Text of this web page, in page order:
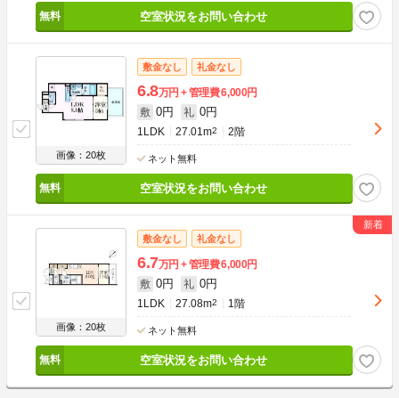
空室状況をお問い合わせ
画像：20枚
敷金なし 礼金なし
6.8万円 管理費6,000円
敷 0円 礼 0円
1LDK 27.01m2 2階
ネット無料
空室状況をお問い合わせ
画像：20枚
敷金なし 礼金なし
6.7万円 管理費6,000円
敷 0円 礼 0円
1LDK 27.08m2 1階
ネット無料
空室状況をお問い合わせ